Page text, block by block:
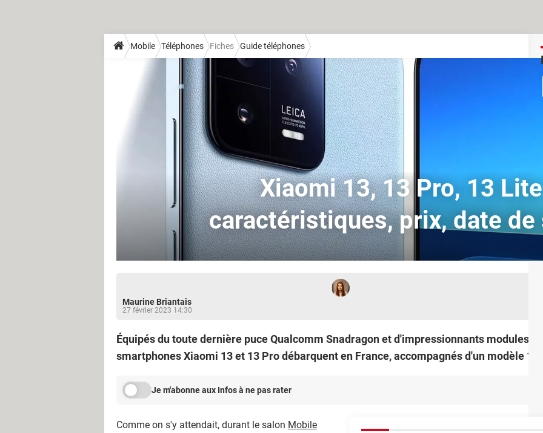
Mobile Téléphones Fiches Guide téléphones
Xiaomi 13, 13 Pro, 13
caractéristiques, prix, date
Maurine Briantais
27 février 2023 14:30
Équipés du toute dernière puce Qualcomm Snadragon et d'impressionnants modules
smartphones Xiaomi 13 et 13 Pro débarquent en France, accompagnés d'un modèle 13
Je m'abonne aux Infos à ne pas rater
Comme on s'y attendait, durant le salon Mobile